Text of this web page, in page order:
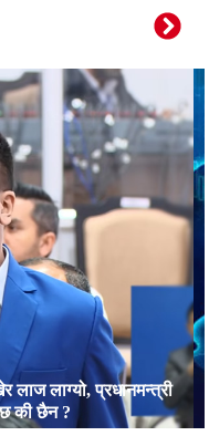
लाग्यो, प्रधानमन्त्री
की छैन ?